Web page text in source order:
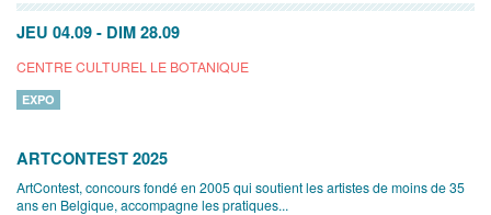
JEU 04.09 - DIM 28.09
CENTRE CULTUREL LE BOTANIQUE
EXPO
ARTCONTEST 2025
ArtContest, concours fondé en 2005 qui soutient les artistes de moins de 35
ans en Belgique, accompagne les pratiques...